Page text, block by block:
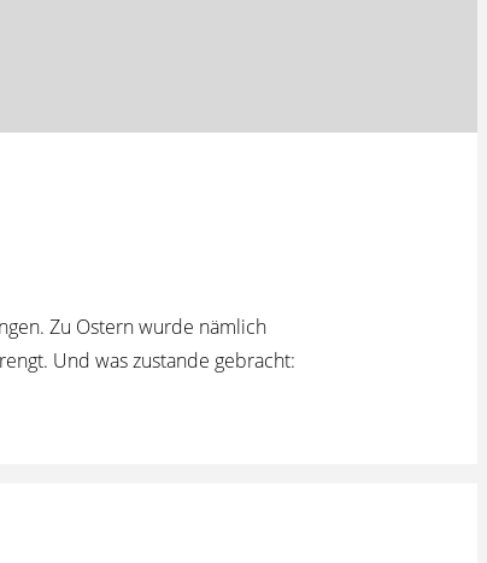
Zu Ostern wurde nämlich
Und was zustande gebracht: